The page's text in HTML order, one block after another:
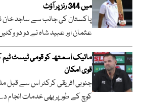
میں 344 رنز پر آؤٹ
عثمان اور عبید شاہ نے دو دو
مائیک اسمتھ کو قومی ٹیسٹ ٹیم
قوی امکان
جنوبی افریقی کرکٹر اس سے قبل
کوچ کے طور پر بھی خدمات